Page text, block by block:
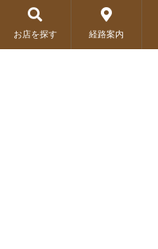
お店を探す 経路案内